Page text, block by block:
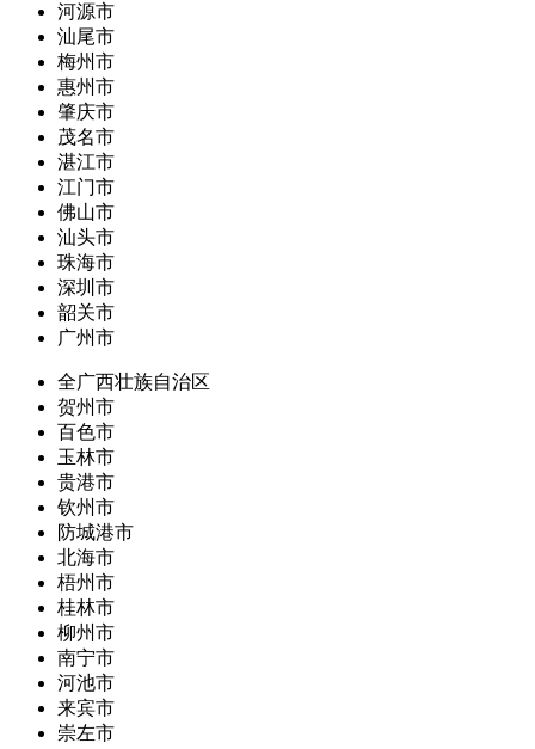
河源市
汕尾市
梅州市
惠州市
肇庆市
茂名市
湛江市
江门市
佛山市
汕头市
珠海市
深圳市
韶关市
广州市
全广西壮族自治区
贺州市
百色市
玉林市
贵港市
钦州市
防城港市
北海市
梧州市
桂林市
柳州市
南宁市
河池市
来宾市
崇左市